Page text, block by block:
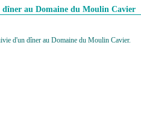
dîner au Domaine du Moulin Cavier
d'un dîner au Domaine du Moulin Cavier.